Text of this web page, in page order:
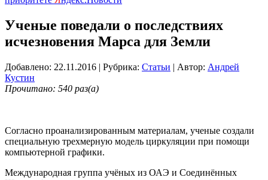
Ученые поведали о последствиях
исчезновения Марса для Земли
Добавлено: 22.11.2016 | Рубрика: Статьи | Автор: Андрей
Кустин
Прочитано: 540 раз(а)
Согласно проанализированным материалам, ученые создали
специальную трехмерную модель циркуляции при помощи
компьютерной графики.
Международная группа учёных из ОАЭ и Соединённых